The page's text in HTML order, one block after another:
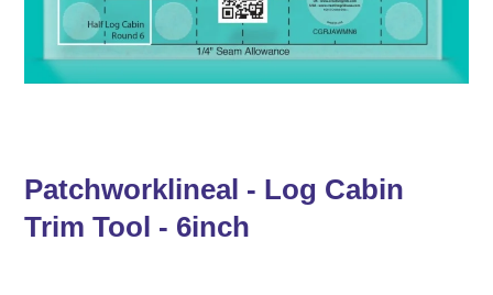
Patchworklineal - Log Cabin
Trim Tool - 6inch